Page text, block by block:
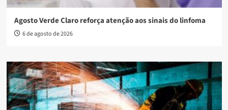
Agosto Verde Claro reforça atenção aos sinais do linfoma
6 de agosto de 2026